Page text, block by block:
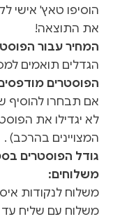
הוסיפו טאץ' אישי
את התוצאה!
המחיר עבור
הגדלים תואמים
הפוסטרים
אם תבחרו להוסיף
לא יגדילו את
המצויינים בהרכב) .
גודל הפוסטרים
משלוחים:
משלוח לנקודות
משלוח עם שליח עד